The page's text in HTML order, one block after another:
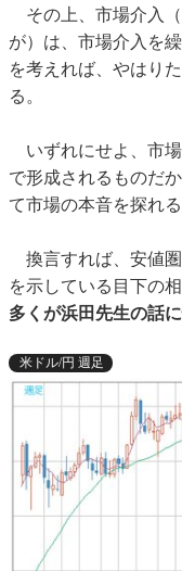
その上、市場介入
が）は、市場介入を
を考えれば、やはり
る。
いずれにせよ、市
で形成されるものだ
て市場の本音を探れる
換言すれば、安値
を示している目下の
多くが浜田先生の話
米ドル/円 週足